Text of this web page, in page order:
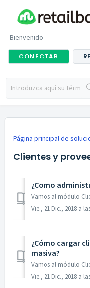
Bienvenido
CONECTAR
Página principal de
Clientes y
¿Como
Vie., 21 Dic., 2018 a
¿Cómo cargar
masiva?
Vie., 21 Dic., 2018 a